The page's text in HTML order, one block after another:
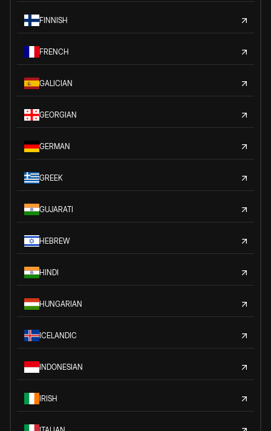
FINNISH
FRENCH
GALICIAN
GEORGIAN
GERMAN
GREEK
GUJARATI
HEBREW
HINDI
HUNGARIAN
ICELANDIC
INDONESIAN
IRISH